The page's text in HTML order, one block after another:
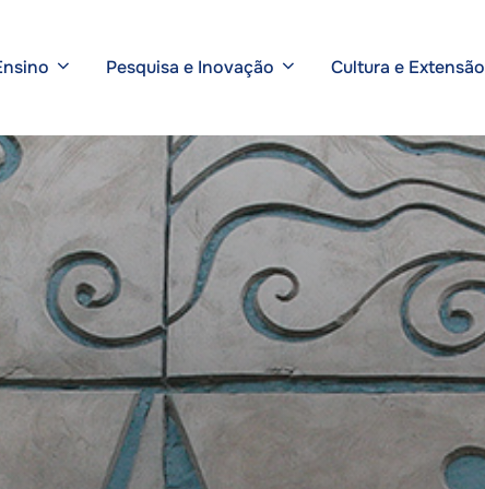
Pesquisa e Inovação Cultura e Extensão